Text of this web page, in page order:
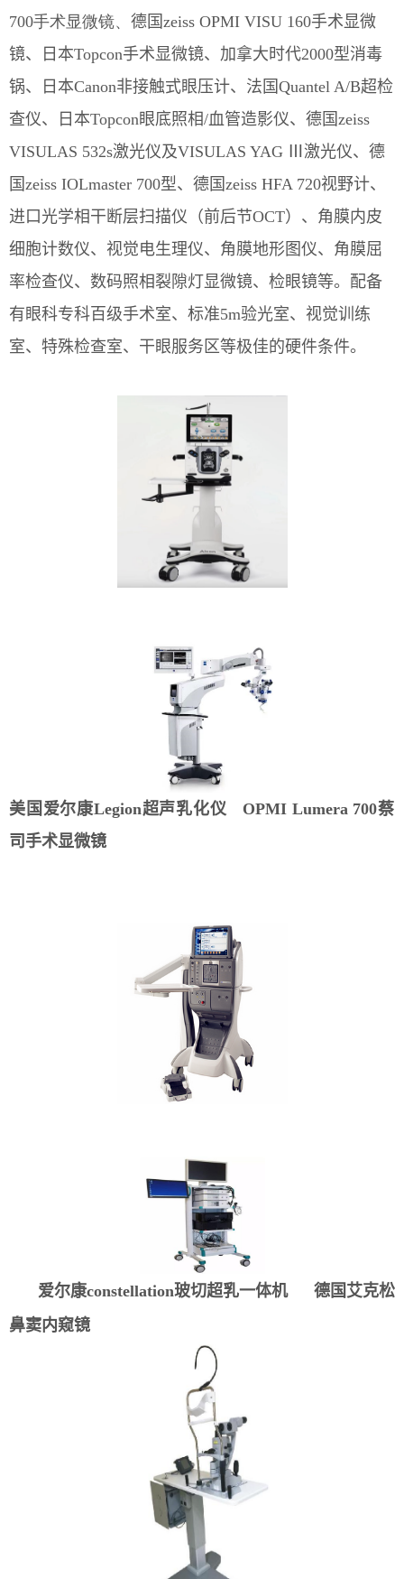
700手术显微镜、 德国zeiss OPMI VISU 160手术显微
镜、日本Topcon手术显微镜、加拿大时代2000型消毒
锅、日本Canon非接触式眼压计、法国Quantel A/B超检
查仪、日本Topcon眼底照相/血管造影仪、德国zeiss
VISULAS 532s激光仪及VISULAS YAG
激光仪、德
国zeiss IOLmaster 700型、德国zeiss HFA 720视野计、
进口光学相干断层扫描仪（前后节OCT）、角膜内皮
细胞计数仪、视觉电生理仪、角膜地形图仪、角膜屈
率检查仪、数码照相裂隙灯显微镜、检眼镜等。配备
有眼科专科百级手术室、标准5m验光室、视觉训练
室、特殊检查室、干眼服务区等极佳的硬件条件。
美国爱尔康Legion超声乳化仪 OPMI Lumera 700蔡
司手术显微镜
爱尔康constellation玻切超乳一体机
德国艾克松
鼻窦内窥镜